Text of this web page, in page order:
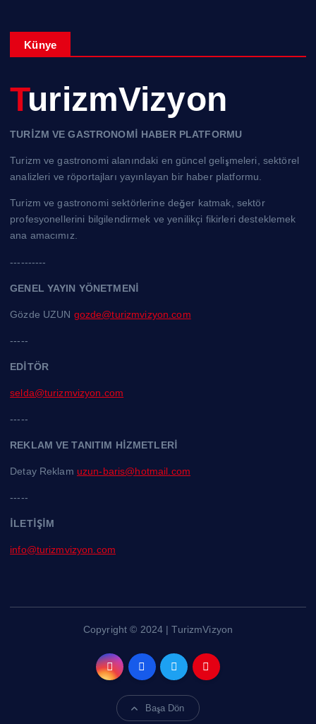
Künye
TurizmVizyon
TURİZM VE GASTRONOMİ HABER PLATFORMU
Turizm ve gastronomi alanındaki en güncel gelişmeleri, sektörel
analizleri ve röportajları yayınlayan bir haber platformu.
Turizm ve gastronomi sektörlerine değer katmak, sektör
profesyonellerini bilgilendirmek ve yenilikçi fikirleri desteklemek
ana amacımız.
----------
GENEL YAYIN YÖNETMENİ
Gözde UZUN gozde@turizmvizyon.com
-----
EDİTÖR
selda@turizmvizyon.com
-----
REKLAM VE TANITIM HİZMETLERİ
Detay Reklam uzun-baris@hotmail.com
-----
İLETİŞİM
info@turizmvizyon.com
Copyright © 2024 | TurizmVizyon
Başa Dön